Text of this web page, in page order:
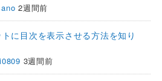
2週間前
に目次を表示させる方法を知り
3週間前